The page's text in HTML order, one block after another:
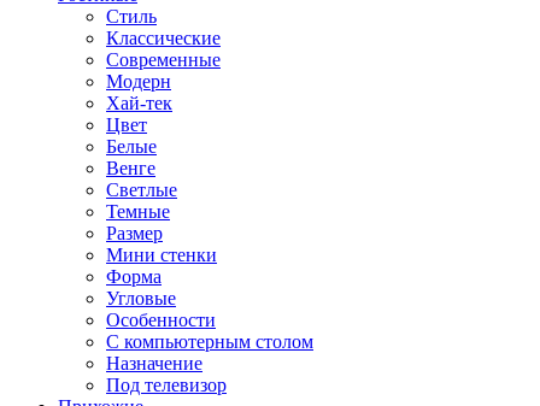
Стиль
Классические
Современные
Модерн
Хай-тек
Цвет
Белые
Венге
Светлые
Темные
Размер
Мини стенки
Форма
Угловые
Особенности
С компьютерным столом
Назначение
Под телевизор